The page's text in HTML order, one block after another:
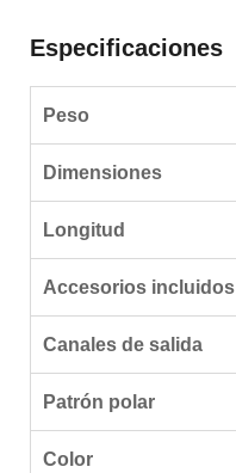
Especificaciones
Peso
Dimensiones
Longitud
Accesorios incluidos
Canales de salida
Patrón polar
Color